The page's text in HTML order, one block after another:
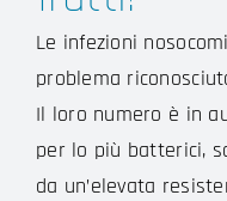
Le infezioni
problema
Il loro numero è in
per lo più batterici,
da un’elevata